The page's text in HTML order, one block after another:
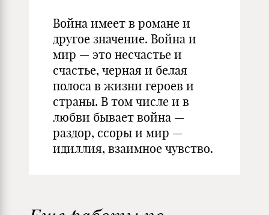
Война имеет в романе и
другое значение. Война и
мир — это несчастье и
счастье, черная и белая
полоса в жизни героев и
страны. В том числе и в
любви бывает война —
раздор, ссоры и мир —
идиллия, взаимное чувство.